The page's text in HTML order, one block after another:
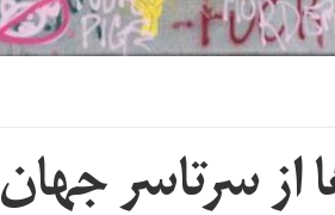
از سرتاسر جهان